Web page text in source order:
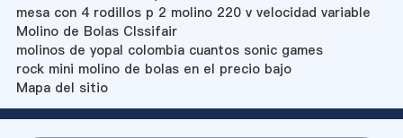
mesa con 4 rodillos p 2 molino 220 v velocidad variable
Molino de Bolas Clssifair
molinos de yopal colombia cuantos sonic games
rock mini molino de bolas en el precio bajo
Mapa del sitio